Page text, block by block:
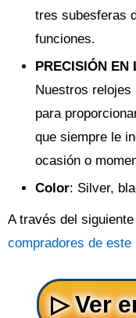
tres subesferas
funciones.
PRECISIÓN EN
Nuestros relojes
para
que siempre le
ocasión o
Color: Silver,
A través del
compradores de este